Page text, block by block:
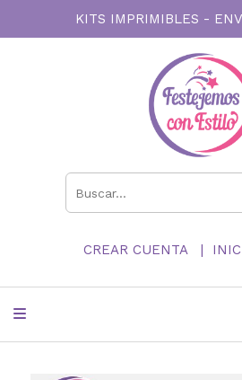
KITS IMPRIMIBLES -
CREAR CUENTA